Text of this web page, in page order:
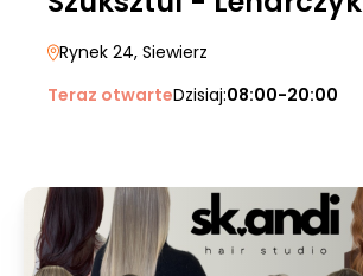
Rynek 24, Siewierz
Teraz otwarteDzisiaj:08:00-20:00